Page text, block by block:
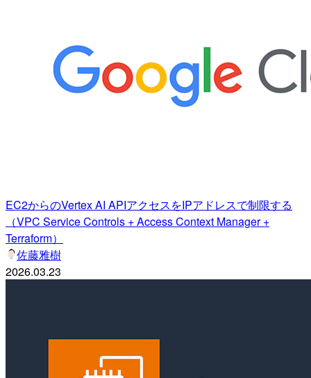
EC2からのVertex AI APIアクセスをIPアドレスで制限する
（VPC Service Controls + Access Context Manager +
Terraform）
佐藤雅樹
2026.03.23